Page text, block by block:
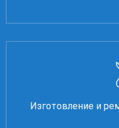
Изготовление и